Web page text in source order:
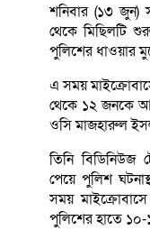
শনিবার (১৩ জুন)
থেকে মিছিলটি
পুলিশের ধাওয়ার
এ সময়
থেকে ১২ জনকে
ওসি মাজহারুল
তিনি বিডিনিউজ
পেয়ে পুলিশ
সময়
পুলিশের হাতে